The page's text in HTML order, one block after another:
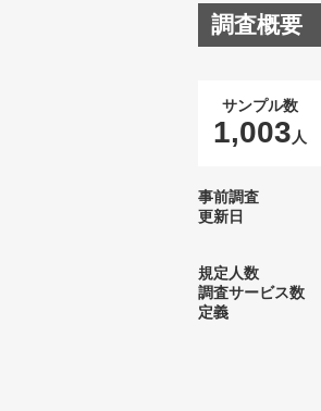
調査概要
サンプル数
1,003 人
事前調査
更新日
規定人数
調査サービス数
定義